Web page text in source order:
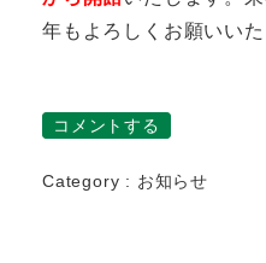
年もよろしくお願いい
コメントする
Category : お知らせ